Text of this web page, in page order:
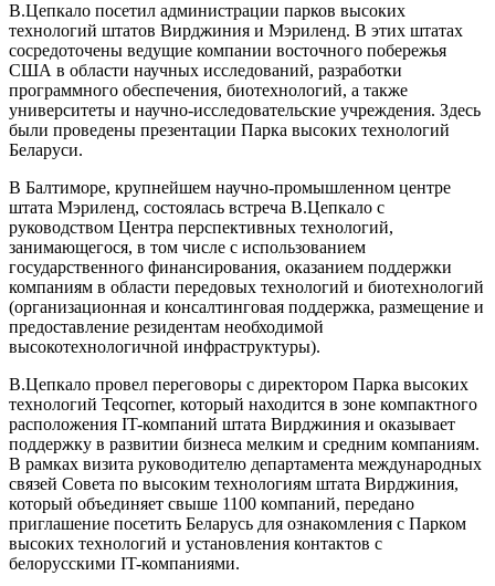
В.Цепкало посетил администрации парков высоких
технологий штатов Вирджиния и Мэриленд. В этих штатах
сосредоточены ведущие компании восточного побережья
США в области научных исследований, разработки
программного обеспечения, биотехнологий, а также
университеты и научно-исследовательские учреждения. Здесь
были проведены презентации Парка высоких технологий
Беларуси.
В Балтиморе, крупнейшем научно-промышленном центре
штата Мэриленд, состоялась встреча В.Цепкало с
руководством Центра перспективных технологий,
занимающегося, в том числе с использованием
государственного финансирования, оказанием поддержки
компаниям в области передовых технологий и биотехнологий
(организационная и консалтинговая поддержка, размещение и
предоставление резидентам необходимой
высокотехнологичной инфраструктуры).
В.Цепкало провел переговоры с директором Парка высоких
технологий Teqcorner, который находится в зоне компактного
расположения IT-компаний штата Вирджиния и оказывает
поддержку в развитии бизнеса мелким и средним компаниям.
В рамках визита руководителю департамента международных
связей Совета по высоким технологиям штата Вирджиния,
который объединяет свыше 1100 компаний, передано
приглашение посетить Беларусь для ознакомления с Парком
высоких технологий и установления контактов с
белорусскими IT-компаниями.